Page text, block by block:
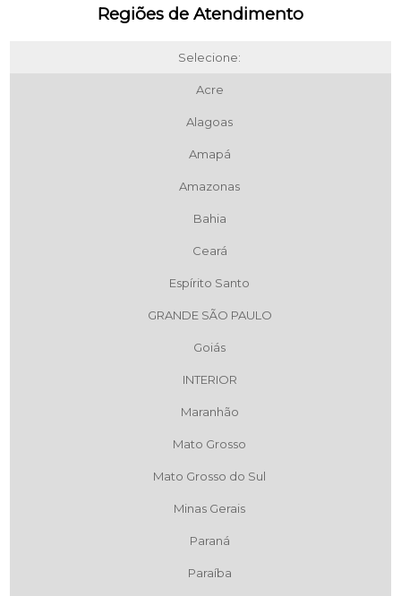
Regiões de Atendimento
Selecione:
Acre
Alagoas
Amapá
Amazonas
Bahia
Ceará
Espírito Santo
GRANDE SÃO PAULO
Goiás
INTERIOR
Maranhão
Mato Grosso
Mato Grosso do Sul
Minas Gerais
Paraná
Paraíba